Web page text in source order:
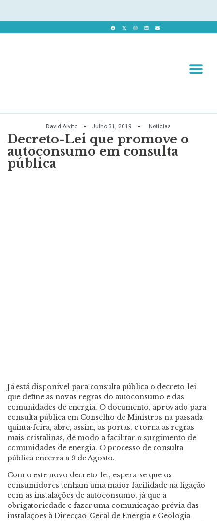
David Alvito Julho 31, 2019 Notícias
Decreto-Lei que promove o
autoconsumo em consulta
pública
Já está disponível para consulta pública o decreto-lei
que define as novas regras do autoconsumo e das
comunidades de energia. O documento, aprovado para
consulta pública em Conselho de Ministros na passada
quinta-feira, abre, assim, as portas, e torna as regras
mais cristalinas, de modo a facilitar o surgimento de
comunidades de energia. O processo de consulta
pública encerra a 9 de Agosto.
Com o este novo decreto-lei, espera-se que os
consumidores tenham uma maior facilidade na ligação
com as instalações de autoconsumo, já que a
obrigatoriedade e fazer uma comunicação prévia das
instalações à Direcção-Geral de Energia e Geologia